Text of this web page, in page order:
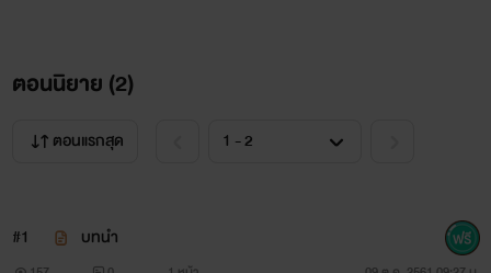
ตอนนิยาย (2)
ตอนแรกสุด
#1 บทนำ